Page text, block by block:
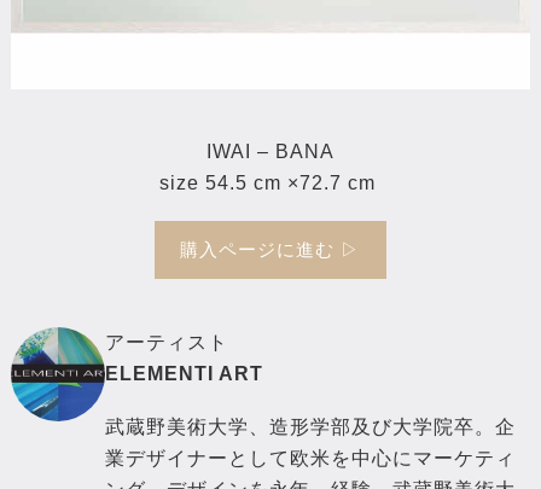
IWAI – BANA
size 54.5 cm ×72.7 cm
購入ページに進む ▷
アーティスト
ELEMENTI ART
武蔵野美術大学、造形学部及び大学院卒。企
業デザイナーとして欧米を中心にマーケティ